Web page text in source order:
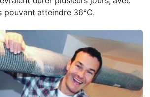
pouvant atteindre 36°C.